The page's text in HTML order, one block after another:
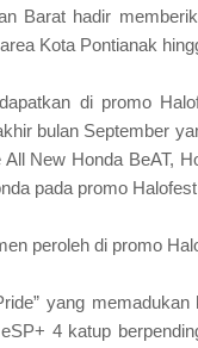
Barat hadir
Kota Pontianak
di promo
bulan September
New Honda BeAT,
pada promo
peroleh di promo
yang
4 katup